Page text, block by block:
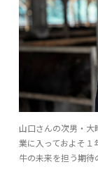
山口さんの次男・大
業に入っておよそ１
牛の未来を担う期待